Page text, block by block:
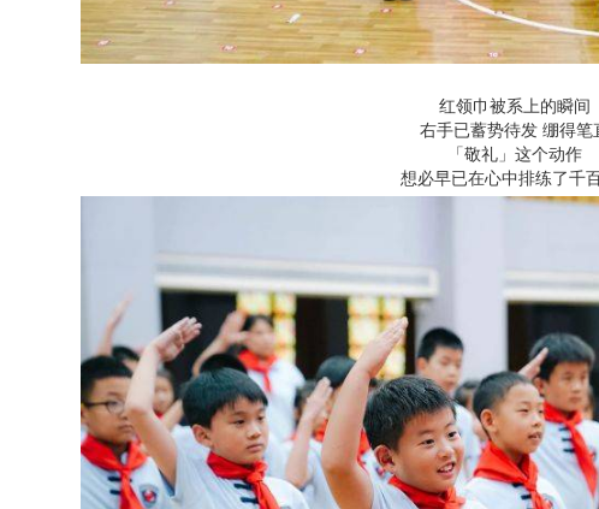
红领巾被系上的瞬间
右手已蓄势待发 绷得笔
「敬礼」这个动作
想必早已在心中排练了千